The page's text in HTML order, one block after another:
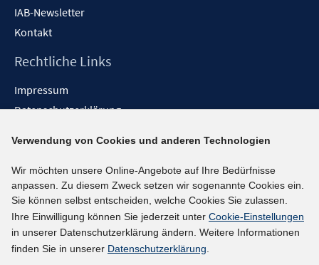
IAB-Newsletter
Kontakt
Rechtliche Links
Impressum
Datenschutzerklärung
Barrieren melden
Social-Media-Kanäle
BlueSky
YouTube
LinkedIn
Verwendung von Cookies und anderen Technologien
Wir möchten unsere Online-Angebote auf Ihre Bedürfnisse
anpassen. Zu diesem Zweck setzen wir sogenannte Cookies ein.
Sie können selbst entscheiden, welche Cookies Sie zulassen.
Ihre Einwilligung können Sie jederzeit unter Cookie-Einstellungen
in unserer Datenschutzerklärung ändern. Weitere Informationen
finden Sie in unserer Datenschutzerklärung.